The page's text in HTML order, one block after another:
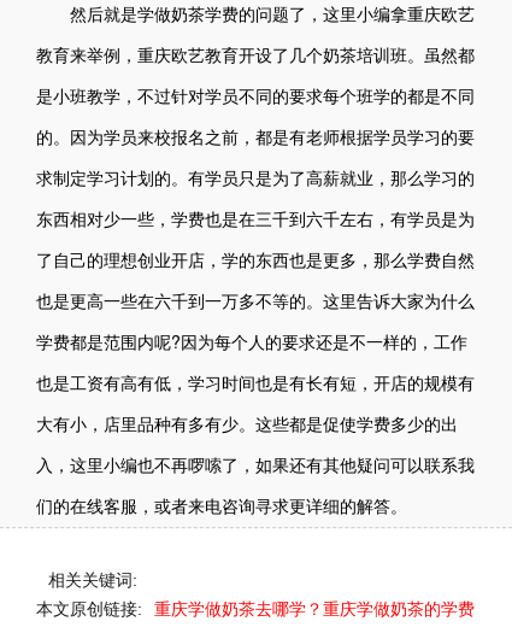
然后就是学做奶茶学费的问题了，这里小编拿重庆欧艺
教育来举例，重庆欧艺教育开设了几个奶茶培训班。虽然都
是小班教学，不过针对学员不同的要求每个班学的都是不同
的。因为学员来校报名之前，都是有老师根据学员学习的要
求制定学习计划的。有学员只是为了高薪就业，那么学习的
东西相对少一些，学费也是在三千到六千左右，有学员是为
了自己的理想创业开店，学的东西也是更多，那么学费自然
也是更高一些在六千到一万多不等的。这里告诉大家为什么
学费都是范围内呢?因为每个人的要求还是不一样的，工作
也是工资有高有低，学习时间也是有长有短，开店的规模有
大有小，店里品种有多有少。这些都是促使学费多少的出
入，这里小编也不再啰嗦了，如果还有其他疑问可以联系我
们的在线客服，或者来电咨询寻求更详细的解答。
相关关键词:
本文原创链接:
重庆学做奶茶去哪学？重庆学做奶茶的学费